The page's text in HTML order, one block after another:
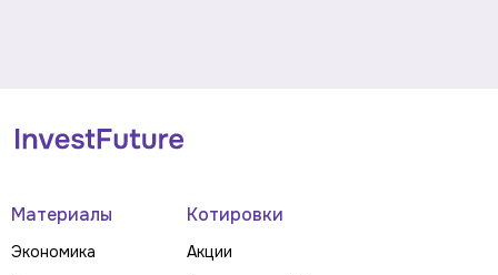
Материалы
Экономика
Котировки
Акции